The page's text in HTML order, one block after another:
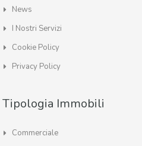
News
I Nostri Servizi
Cookie Policy
Privacy Policy
Tipologia Immobili
Commerciale